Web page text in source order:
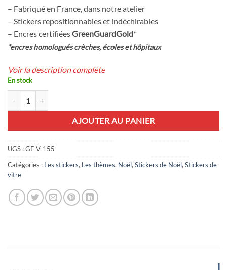
– Fabriqué en France, dans notre atelier
– Stickers repositionnables et indéchirables
– Encres certifiéesGreenGuardGold*
*encres homologués crèches, écoles et hôpitaux
Voir la description complète
En stock
AJOUTER AU PANIER
UGS :GF-V-155
Catégories : Les stickers, Les thèmes, Noël,Stickers de Noël,Stickers de
vitre